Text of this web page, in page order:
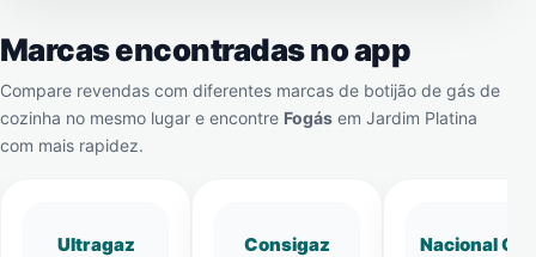
Marcas encontradas no app
Compare revendas com diferentes marcas de botijão de gás de
cozinha no mesmo lugar e encontre Fogás em Jardim Platina
com mais rapidez.
Ultragaz Consigaz Nacional Gás